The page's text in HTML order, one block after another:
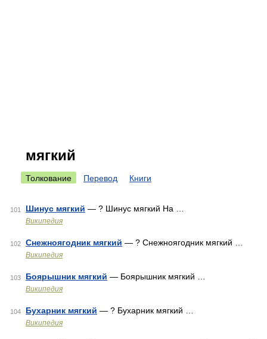
мягкий
Толкование Перевод Книги
101 Шинус мягкий — ? Шинус мягкий На …
Википедия
102 Снежноягодник мягкий — ? Снежноягодник мягкий …
Википедия
103 Боярышник мягкий — Боярышник мягкий …
Википедия
104 Бухарник мягкий — ? Бухарник мягкий …
Википедия